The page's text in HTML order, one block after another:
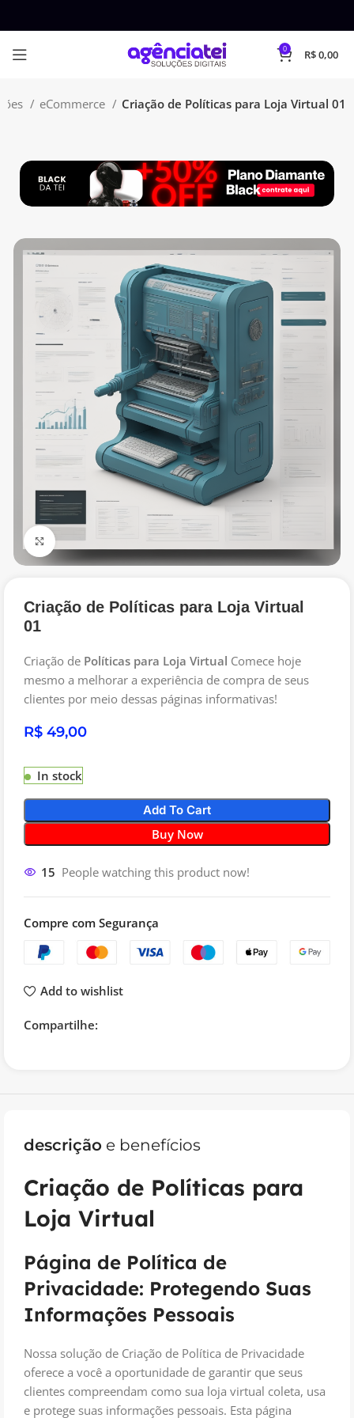
0 R$0,00
eCommerce Criação de Políticas para Loja Virtual 01
Click to enlarge
Criação de Políticas para Loja Virtual
01
Criação de Políticas para Loja Virtual Comece hoje
mesmo a melhorar a experiência de compra de seus
clientes por meio dessas páginas informativas!
R$
In stock
Add To Cart
Buy Now
15 People watching this product now!
Compre com Segurança
Add to wishlist
Compartilhe:
descrição e benefícios
Criação de Políticas para
Loja Virtual
Página de Política de
Privacidade: Protegendo Suas
Informações Pessoais
Nossa solução de Criação de Política de Privacidade
oferece a você a oportunidade de garantir que seus
clientes compreendam como sua loja virtual coleta, usa
e protege suas informações pessoais. Esta página